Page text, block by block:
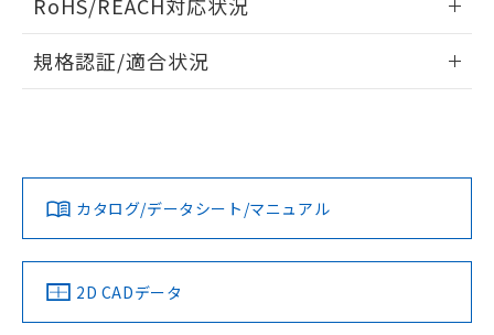
端子配置
ドすることができます。
ログイン/会員登録
ダウンロードデータをご利用いただく前に、以下を必ずお読
みください。
ソフトウェアの使用条件
K3HB-PNB-AT11 AC/DC24のRoHS対応状況については、営
この製品のRoHS/REACH対応状況ページへ
規格認証/適合状況
LR型式承認
（イギリス
船舶規格）
DNV型式承認
（ノルウェー
BV型式承認
（フランス
KR型式
（韓国
No No No No
カタログ/データシート/マニュアル
2D CADデータ